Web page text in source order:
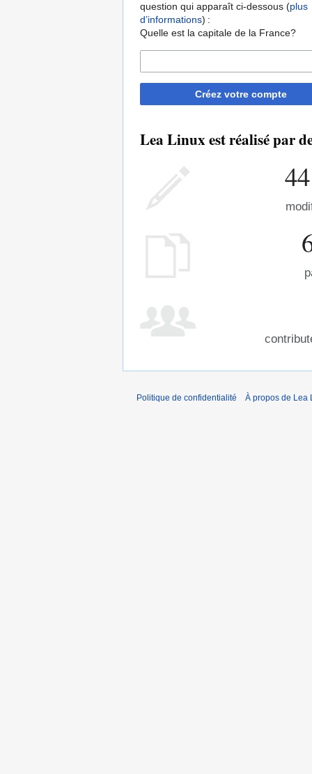
question qui apparaît ci-dessous (plus
d’informations) :
Quelle est la capitale de la France?
Créez votre compte
Lea Linux est réalisé par
Politique de confidentialité À propos de Lea